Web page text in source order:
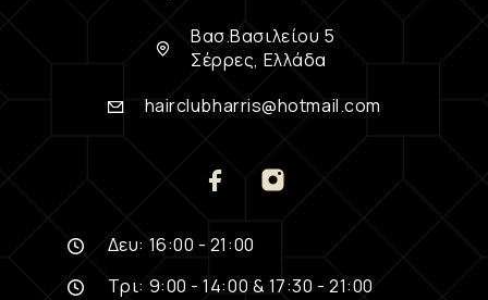
Βασ.Βασιλείου 5
Σέρρες, Ελλάδα
hairclubharris@hotmail.com
Δευ: 16:00 - 21:00
Τρι: 9:00 - 14:00 & 17:30 - 21:00